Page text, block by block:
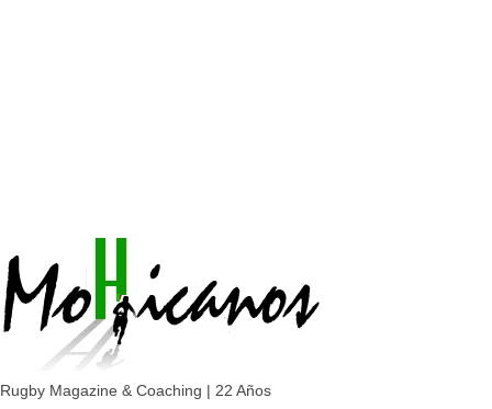
Rugby Magazine & Coaching | 22 Años